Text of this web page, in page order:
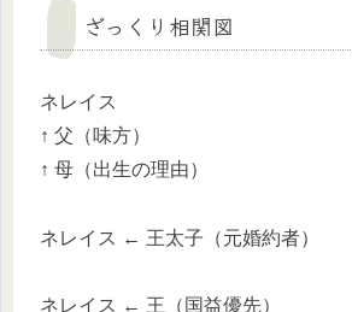
ざっくり相関図
ネレイス
↑ 父（味方）
↑ 母（出生の理由）
ネレイス ← 王太子（元婚約者）
ネレイス ← 王（国益優先）